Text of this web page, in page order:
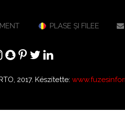
PLASE ȘI FILEE
2017. Készítette: